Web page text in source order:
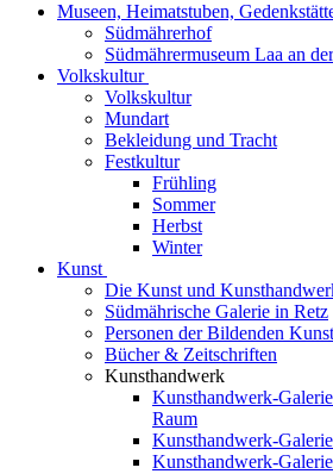
Museen, Heimatstuben,
Südmährerhof
Südmährermuseum Laa an
Volkskultur
Volkskultur
Mundart
Bekleidung und Tracht
Festkultur
Frühling
Sommer
Herbst
Winter
Kunst
Die Kunst und
Südmährische Galerie in Retz
Personen der Bildenden Kunst
Bücher & Zeitschriften
Kunsthandwerk
Kunsthandwerk-
Raum
Kunsthandwerk-
Kunsthandwerk-